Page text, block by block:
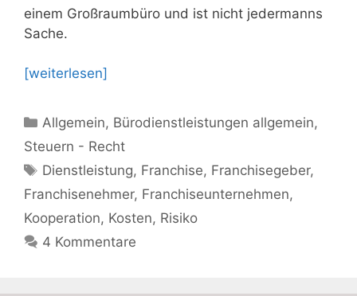
einem Großraumbüro und ist nicht jedermanns
Sache.
[weiterlesen]
Kategorien
Allgemein, Bürodienstleistungen allgemein,
Steuern - Recht
Schlagwörter
Dienstleistung, Franchise, Franchisegeber,
Franchisenehmer, Franchiseunternehmen,
Kooperation, Kosten, Risiko
4 Kommentare